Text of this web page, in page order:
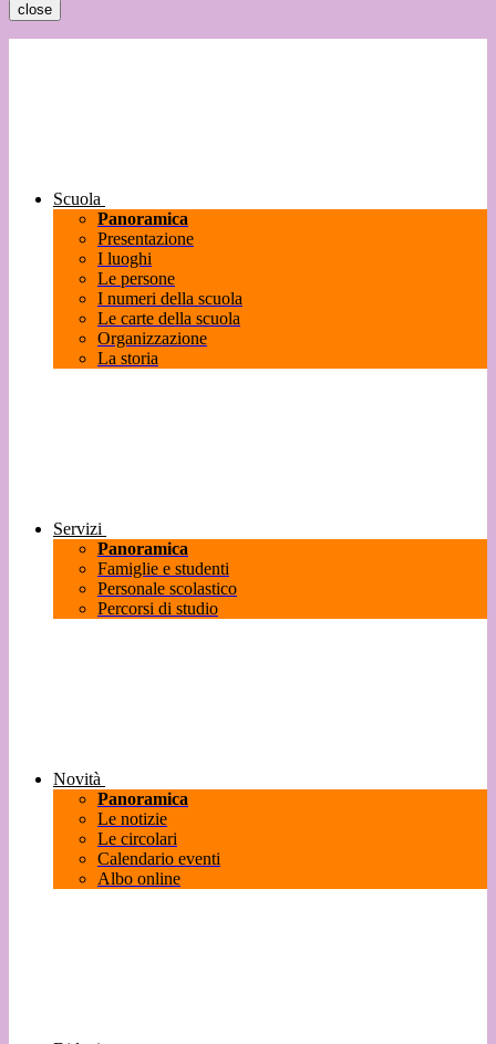
close
Scuola
Panoramica
Presentazione
I luoghi
Le persone
I numeri della scuola
Le carte della scuola
Organizzazione
La storia
Servizi
Panoramica
Famiglie e studenti
Personale scolastico
Percorsi di studio
Novità
Panoramica
Le notizie
Le circolari
Calendario eventi
Albo online